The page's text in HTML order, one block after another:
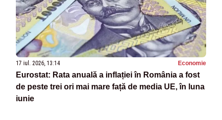
17 iul. 2026, 13:14 Economie
Eurostat: Rata anuală a inflației în România a fost
de peste trei ori mai mare față de media UE, în luna
iunie